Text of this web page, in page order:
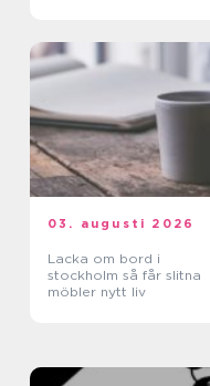
03. augusti 2026
Lacka om bord i
stockholm så får slitna
möbler nytt liv